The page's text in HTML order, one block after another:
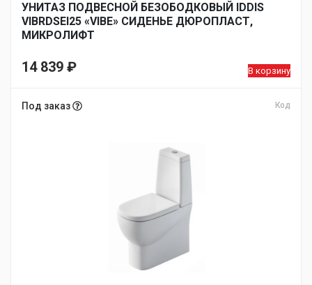
УНИТАЗ ПОДВЕСНОЙ БЕЗОБОДКОВЫЙ IDDIS
VIBRDSEI25 «VIBE» СИДЕНЬЕ ДЮРОПЛАСТ,
МИКРОЛИФТ
14 839 ₽ В корзину
Под заказ Код